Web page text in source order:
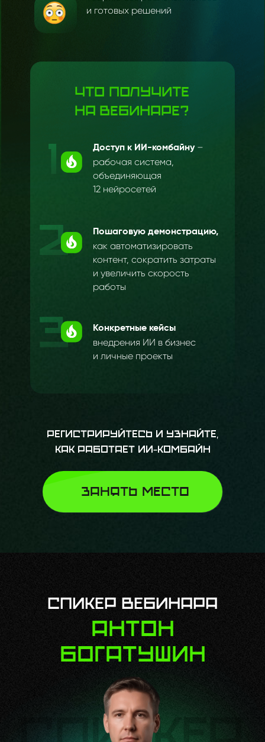
Регистрируйтесь и узнайте,
как работает ИИ-комбайн
ЗАНЯТЬ МЕСТО
и готовых решений
Доступ к ИИ-комбайну–
рабочая система,
объединяющая
12 нейросетей
Пошаговую демонстрацию,
как автоматизировать
контент, сократить затраты
и увеличить скорость
работы
Конкретные кейсы
внедрения ИИ в бизнес
и личные проекты
Что получите
на вебинаре?
спикер вебинара
Антон
Богатушин